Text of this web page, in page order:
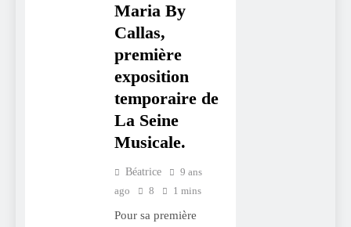
Maria By
Callas,
première
exposition
temporaire de
La Seine
Musicale.
Béatrice
9 ans
ago
8 1 mins
Pour sa première